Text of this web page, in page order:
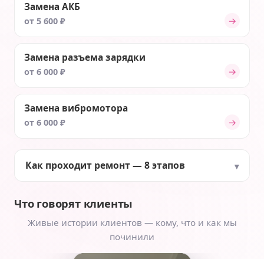
Замена АКБ
от 5 600 ₽ →
Замена разъема зарядки
от 6 000 ₽ →
Замена вибромотора
от 6 000 ₽ →
Как проходит ремонт — 8 этапов
Что говорят клиенты
Живые истории клиентов — кому, что и как мы
починили